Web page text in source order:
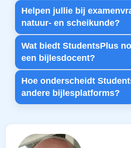
Helpen jullie bij
natuur- en scheikunde?
Wat biedt StudentsPlus
een bijlesdocent?
Hoe onderscheidt
andere bijlesplatforms?